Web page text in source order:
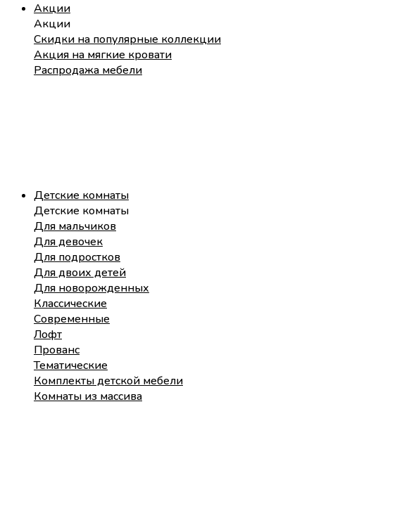
Акции
Акции
Скидки на популярные коллекции
Акция на мягкие кровати
Распродажа мебели
Детские комнаты
Детские комнаты
Для мальчиков
Для девочек
Для подростков
Для двоих детей
Для новорожденных
Классические
Современные
Лофт
Прованс
Тематические
Комплекты детской мебели
Комнаты из массива